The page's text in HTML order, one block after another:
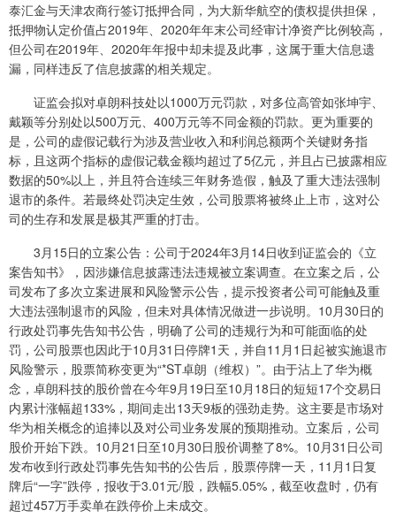
泰汇金与天津农商行签订抵押合同，为大新华航空的债权提供担保，
抵押物认定价值占2019年、2020年年末公司经审计净资产比例较高，
但公司在2019年、2020年年报中却未提及此事，这属于重大信息遗
漏，同样违反了信息披露的相关规定。
证监会拟对卓朗科技处以1000万元罚款，对多位高管如张坤宇、
戴颖等分别处以500万元、400万元等不同金额的罚款。更为重要的
是，公司的虚假记载行为涉及营业收入和利润总额两个关键财务指
标，且这两个指标的虚假记载金额均超过了5亿元，并且占已披露相应
数据的50%以上，并且符合连续三年财务造假，触及了重大违法强制
退市的条件。若最终处罚决定生效，公司股票将被终止上市，这对公
司的生存和发展是极其严重的打击。
3月15日的立案公告：公司于2024年3月14日收到证监会的《立
案告知书》，因涉嫌信息披露违法违规被立案调查。在立案之后，公
司发布了多次立案进展和风险警示公告，提示投资者公司可能触及重
大违法强制退市的风险，但未对具体情况做进一步说明。10月30日的
行政处罚事先告知书公告，明确了公司的违规行为和可能面临的处
罚，公司股票也因此于10月31日停牌1天，并自11月1日起被实施退市
风险警示，股票简称变更为“*ST卓朗（维权）”。由于沾上了华为概
念，卓朗科技的股价曾在今年9月19日至10月18日的短短17个交易日
内累计涨幅超133%，期间走出13天9板的强劲走势。这主要是市场对
华为相关概念的追捧以及对公司业务发展的预期推动。立案后，公司
股价开始下跌。10月21日至10月30日股价调整了8%。10月31日公司
发布收到行政处罚事先告知书的公告后，股票停牌一天，11月1日复
牌后“一字”跌停，报收于3.01元/股，跌幅5.05%，截至收盘时，仍有
超过457万手卖单在跌停价上未成交。